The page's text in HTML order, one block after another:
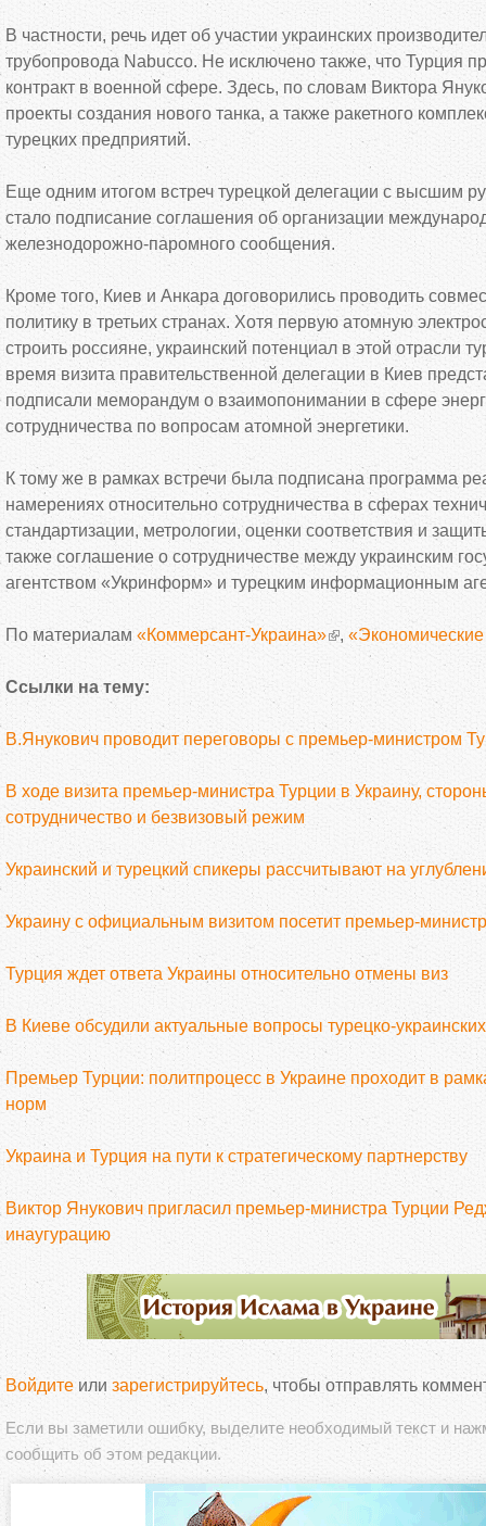
В частности, речь идет об участии украинских
трубопровода Nabucco. Не исключено также, что Турция
контракт в военной сфере. Здесь, по словам Виктора
проекты создания нового танка, а также ракетного
турецких предприятий.
Еще одним итогом встреч турецкой делегации с высшим
стало подписание соглашения об организации
железнодорожно-паромного сообщения.
Кроме того, Киев и Анкара договорились проводить
политику в третьих странах. Хотя первую атомную
строить россияне, украинский потенциал в этой отрасли
время визита правительственной делегации в Киев
подписали меморандум о взаимопонимании в сфере
сотрудничества по вопросам атомной энергетики.
К тому же в рамках встречи была подписана программа
намерениях относительно сотрудничества в сферах
стандартизации, метрологии, оценки соответствия и
также соглашение о сотрудничестве между украинским
агентством «Укринформ» и турецким информационным
По материалам «Коммерсант-Украина» , «Экономические
Ссылки на тему:
В.Янукович проводит переговоры с премьер-министром
В ходе визита премьер-министра Турции в Украину,
сотрудничество и безвизовый режим
Украинский и турецкий спикеры рассчитывают на
Украину с официальным визитом посетит премьер-
Турция ждет ответа Украины относительно отмены виз
В Киеве обсудили актуальные вопросы турецко-
Премьер Турции: политпроцесс в Украине проходит в
норм
Украина и Турция на пути к стратегическому партнерству
Виктор Янукович пригласил премьер-министра Турции
инаугурацию
Войдите или зарегистрируйтесь, чтобы отправлять
Если вы заметили ошибку, выделите необходимый текст и
сообщить об этом редакции.